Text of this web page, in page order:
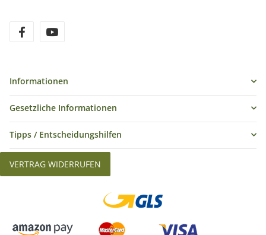
Informationen
Gesetzliche Informationen
Tipps / Entscheidungshilfen
VERTRAG WIDERRUFEN